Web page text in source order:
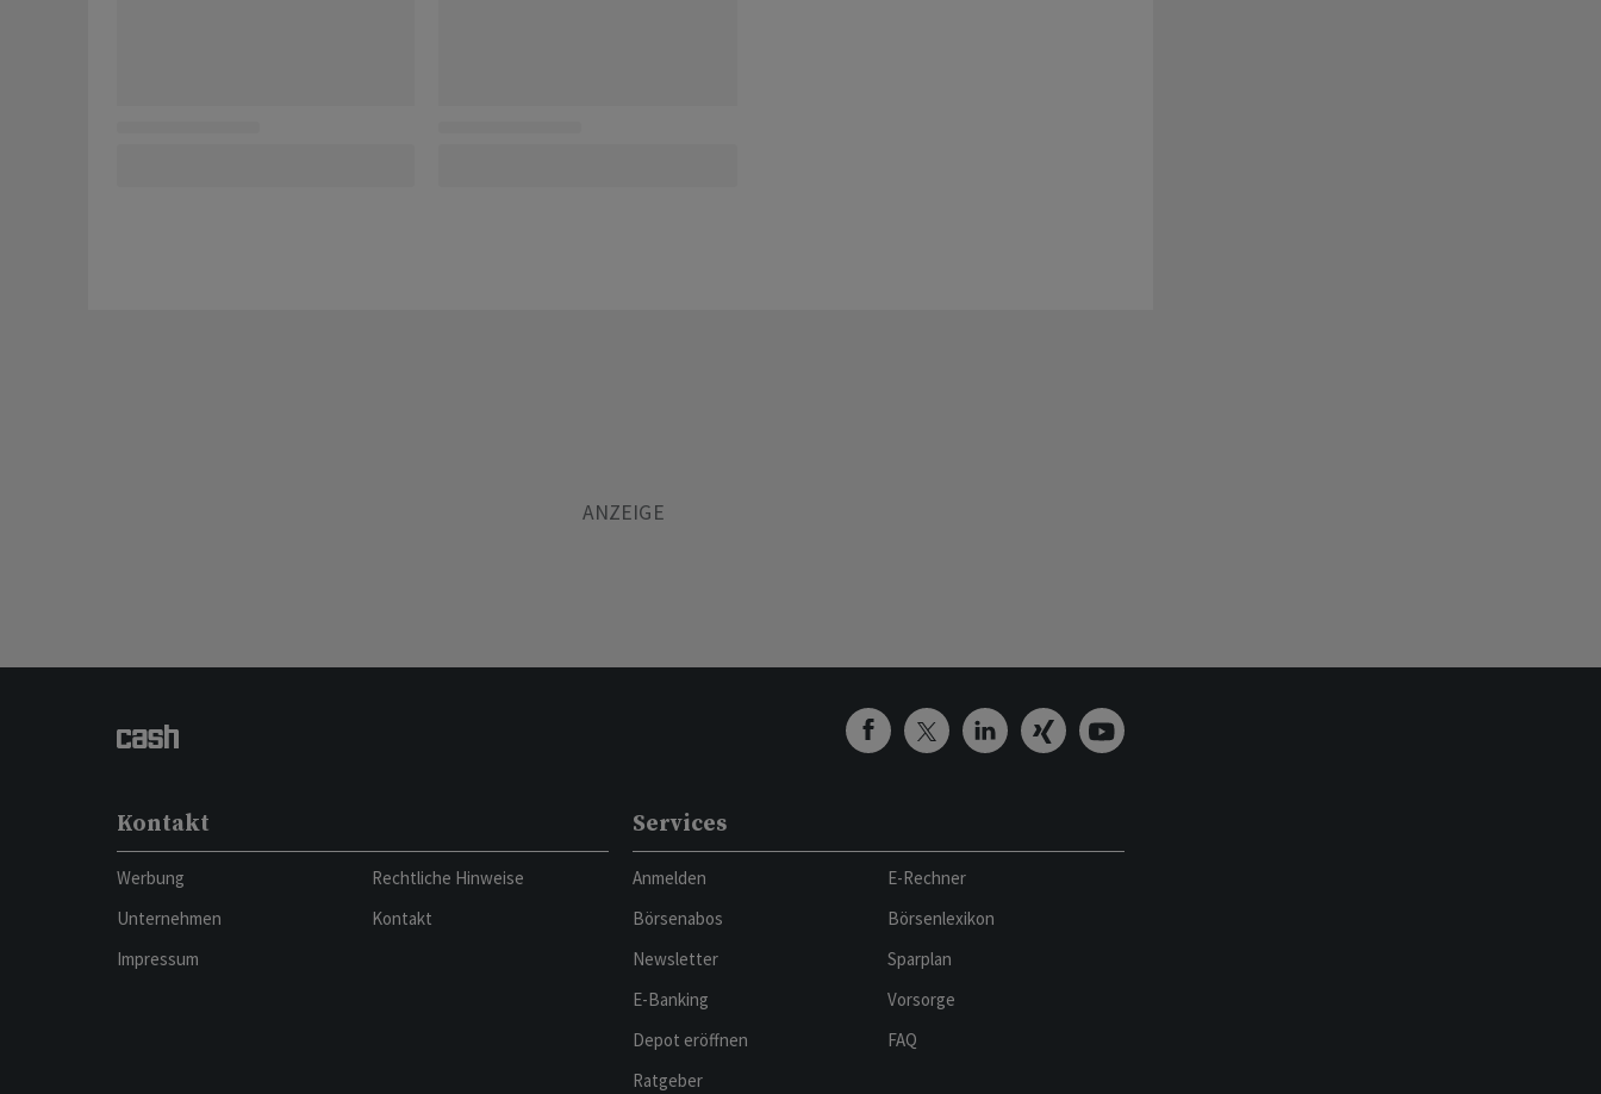
Kontakt
Werbung
Unternehmen
Impressum
Rechtliche Hinweise
Kontakt
Services
Anmelden
Börsenabos
Newsletter
E-Banking
Depot eröffnen
Ratgeber
E-Rechner
Börsenlexikon
Sparplan
Vorsorge
FAQ